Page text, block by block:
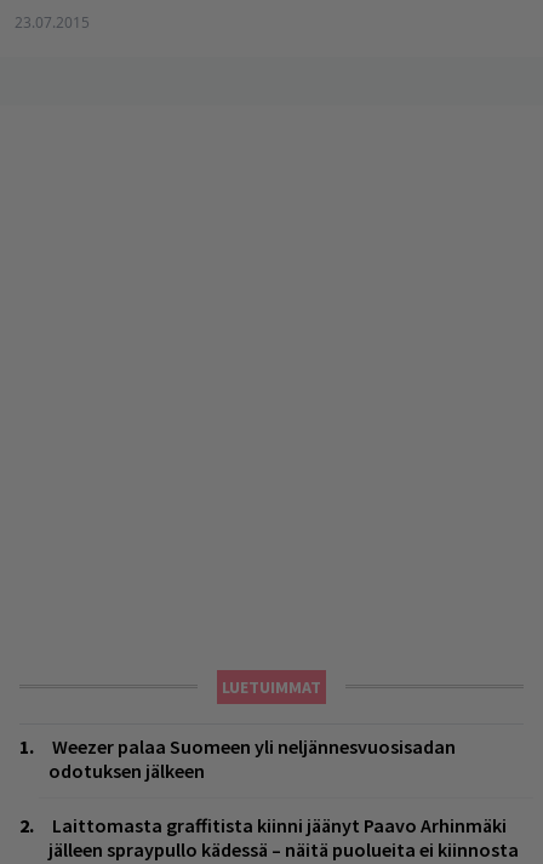
23.07.2015
LUETUIMMAT
Weezer palaa Suomeen yli neljännesvuosisadan
odotuksen jälkeen
Laittomasta graffitista kiinni jäänyt Paavo Arhinmäki
jälleen spraypullo kädessä – näitä puolueita ei kiinnosta